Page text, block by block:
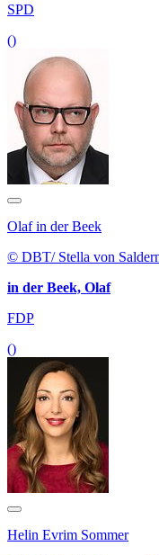
SPD
()
Olaf in der Beek
© DBT/ Stella von
in der Beek, Olaf
FDP
()
Helin Evrim Sommer